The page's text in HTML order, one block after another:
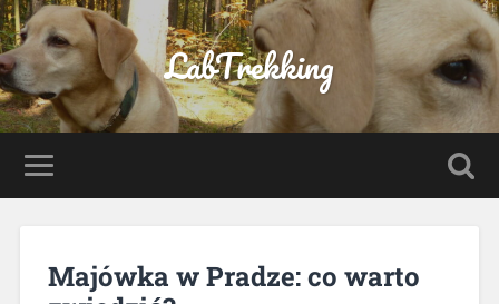
LabTrekking
Majówka w Pradze: co warto